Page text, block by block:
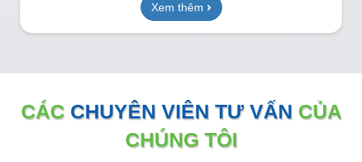
Xem thêm
CÁC CHUYÊN VIÊN TƯ VẤN CỦA
CHÚNG TÔI